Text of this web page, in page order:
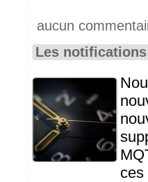
aucun
Les
ces